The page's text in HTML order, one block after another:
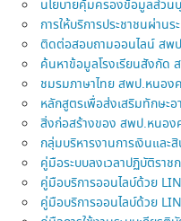
นโยบายคุ้มครองข้อมูลส่ว
การให้บริการประชาชนผ่า
ติดต่อสอบถามออนไลน์ สพ
ค้นหาข้อมูลโรงเรียนสังกัด
ชมรมภาษาไทย สพป.หนอง
หลักสูตรเพื่อส่งเสริมทักษะ
สิ่งก่อสร้างของ สพป.หนอง
กลุ่มบริหารงานการเงินแล
คู่มือระบบลงเวลาปฏิบัติราช
คู่มือบริการออนไลบ์ด้วย
คู่มือบริการออนไลบ์ด้วย